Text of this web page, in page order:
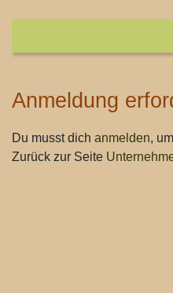
Anmeldung
Wechseln zu:Navigation,
Du musst dich anmelden,
Zurück zur Seite